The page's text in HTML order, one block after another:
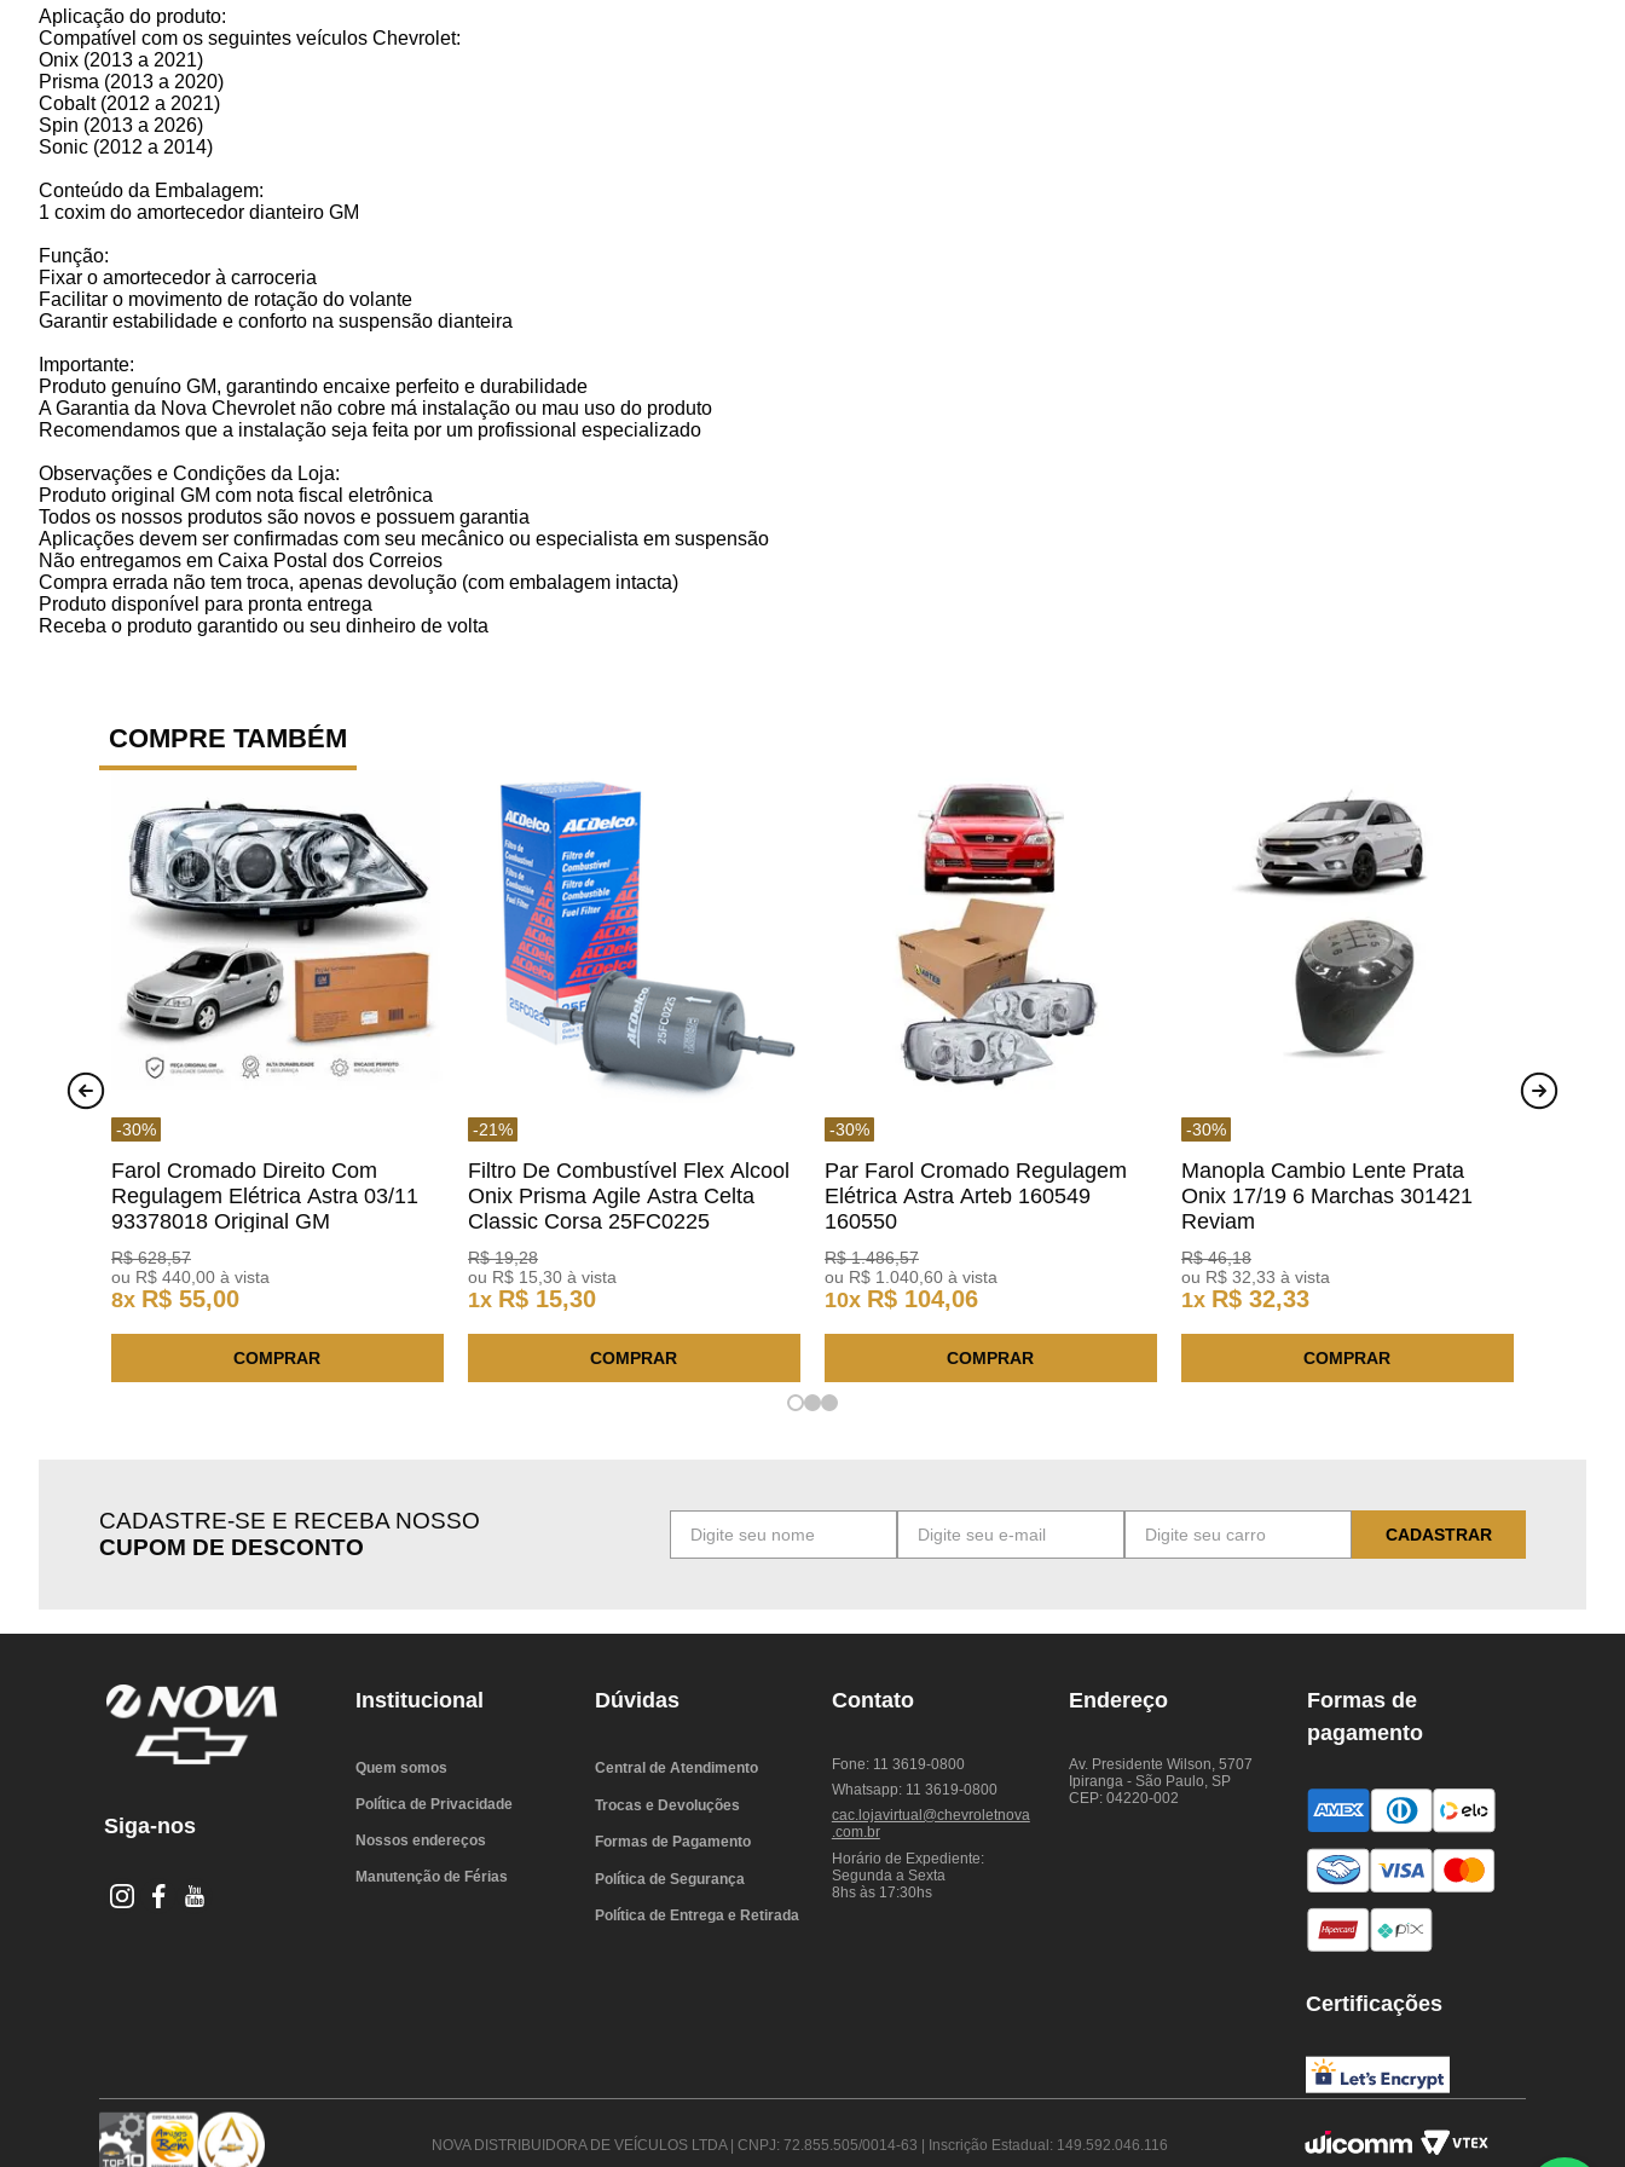
Aplicação do produto:
Compatível com os seguintes veículos Chevrolet:
Onix (2013 a 2021)
Prisma (2013 a 2020)
Cobalt (2012 a 2021)
Spin (2013 a 2026)
Sonic (2012 a 2014)
Conteúdo da Embalagem:
1 coxim do amortecedor dianteiro GM
Função:
Fixar o amortecedor à carroceria
Facilitar o movimento de rotação do volante
Garantir estabilidade e conforto na suspensão dianteira
Importante:
Produto genuíno GM, garantindo encaixe perfeito e durabilidade
A Garantia da Nova Chevrolet não cobre má instalação ou mau uso do produto
Recomendamos que a instalação seja feita por um profissional especializado
Observações e Condições da Loja:
Produto original GM com nota fiscal eletrônica
Todos os nossos produtos são novos e possuem garantia
Aplicações devem ser confirmadas com seu mecânico ou especialista em suspensão
Não entregamos em Caixa Postal dos Correios
Compra errada não tem troca, apenas devolução (com embalagem intacta)
Produto disponível para pronta entrega
Receba o produto garantido ou seu dinheiro de volta
COMPRE TAMBÉM
-30%
Farol Cromado Direito Com
Regulagem Elétrica Astra 03/11
93378018 Original GM
R$ 628,57
ou R$ 440 ,00 à vista
8x R$ 55,00
COMPRAR
-21%
Filtro De Combustível Flex Alcool
Onix Prisma Agile Astra Celta
Classic Corsa 25FC0225
ACDelco
R$ 19,28
ou R$ 15 ,30 à vista
1x R$ 15,30
COMPRAR
-30%
Par Farol Cromado Regulagem
Elétrica Astra Arteb 160549
160550
R$ 1.486,57
ou R$ 1 .040 ,60 à vista
10x R$ 104,06
COMPRAR
-30%
Manopla Cambio Lente Prata
Onix 17/19 6 Marchas 301421
Reviam
R$ 46,18
ou R$ 32 ,33 à vista
1x R$ 32,33
COMPRAR
CADASTRE-SE E RECEBA NOSSO
CUPOM DE DESCONTO
CADASTRAR
Siga-nos
Institucional
Quem somos
Política de Privacidade
Nossos endereços
Manutenção de Férias
Dúvidas
Central de Atendimento
Trocas e Devoluções
Formas de Pagamento
Política de Segurança
Política de Entrega e Retirada
Contato
Fone: 11 3619-0800
Whatsapp: 11 3619-0800
cac.lojavirtual@chevroletnova
.com.br
Horário de Expediente:
Segunda a Sexta
8hs às 17:30hs
Endereço
Av. Presidente Wilson, 5707
Ipiranga - São Paulo, SP
CEP: 04220-002
Formas de
pagamento
Certificações
NOVA DISTRIBUIDORA DE VEÍCULOS LTDA | CNPJ: 72.855.505/0014-63 | Inscrição Estadual: 149.592.046.116